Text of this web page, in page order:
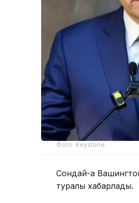
Фото: Keystone
Сондай-ақ
туралы хабарлады.